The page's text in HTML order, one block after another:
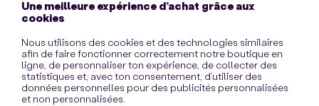
Une meilleure expérience d’achat grâce aux
cookies
Nous utilisons des cookies et des technologies similaires
afin de faire fonctionner correctement notre boutique en
ligne, de personnaliser ton expérience, de collecter des
statistiques et, avec ton consentement, d’utiliser des
données personnelles pour des publicités personnalisées
et non personnalisées.